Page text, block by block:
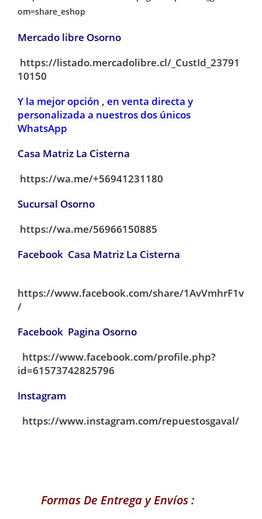
om=share_eshop
Mercado libre Osorno
https://listado.mercadolibre.cl/_CustId_23791
10150
Y la mejor opción , en venta directa y
personalizada a nuestros dos únicos
WhatsApp
Casa Matriz La Cisterna
https://wa.me/+56941231180
Sucursal Osorno
https://wa.me/56966150885
Facebook Casa Matriz La Cisterna
https://www.facebook.com/share/1AvVmhrF1v
/
Facebook Pagina Osorno
https://www.facebook.com/profile.php?
id=61573742825796
Instagram
https://www.instagram.com/repuestosgaval/
Formas De Entrega y Envíos :